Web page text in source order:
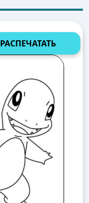
РАСПЕЧАТАТЬ